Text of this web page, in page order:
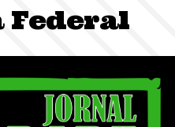
Federal